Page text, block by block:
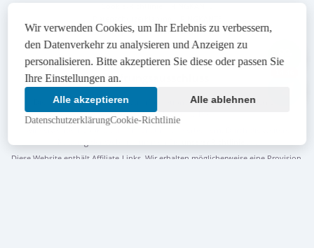
Cookie-Richtlinie | RINGKANTE
Impressum | RINGKANTE
Sitemap
Haftungsausschluss
Dieser Leitfaden dient nur zu Informationszwecken. Bitte spielen Sie
verantwortungsbewusst. 18+
Diese Website enthält Affiliate-Links. Wir erhalten möglicherweise eine Provision,
Wir verwenden Cookies, um Ihr Erlebnis zu verbessern,
den Datenverkehr zu analysieren und Anzeigen zu
personalisieren. Bitte akzeptieren Sie diese oder passen Sie
Ihre Einstellungen an.
Alle akzeptieren Alle ablehnen
DatenschutzerklärungCookie-Richtlinie